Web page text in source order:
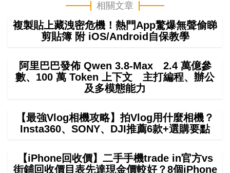
相關文章
複製貼上藏洩密危機！熱門App驚爆無聲偷睇
剪貼簿 附 iOS/Android自保教學
阿里巴巴發佈 Qwen 3.8-Max 2.4 萬億參
數、100 萬 Token 上下文 主打編程、辦公
及多模態能力
【最強Vlog相機攻略】拍Vlog用什麼相機？
Insta360、SONY、DJI推薦6款+選購要點
【iPhone回收價】二手手機trade in官方vs
街鋪回收價目表先達現金價較好？8個iPhone